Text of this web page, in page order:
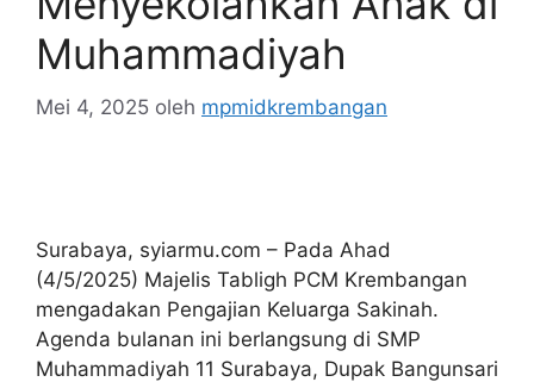
Muhammadiyah
Mei 4, 2025 oleh mpmidkrembangan
Surabaya, syiarmu.com – Pada Ahad
(4/5/2025) Majelis Tabligh PCM Krembangan
mengadakan Pengajian Keluarga Sakinah.
Agenda bulanan ini berlangsung di SMP
Muhammadiyah 11 Surabaya, Dupak Bangunsari